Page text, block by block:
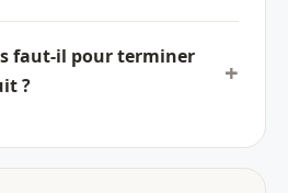
faut-il pour terminer
?